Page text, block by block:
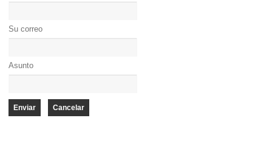
Su correo
Asunto
Enviar Cancelar